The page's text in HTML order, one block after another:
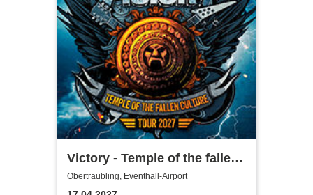
Victory - Temple of the fallen
Culture Tour 2027
Obertraubling, Eventhall-Airport